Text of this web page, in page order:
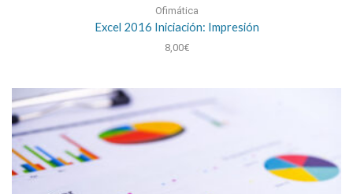
Ofimática
Excel 2016 Iniciación: Impresión
8,00€